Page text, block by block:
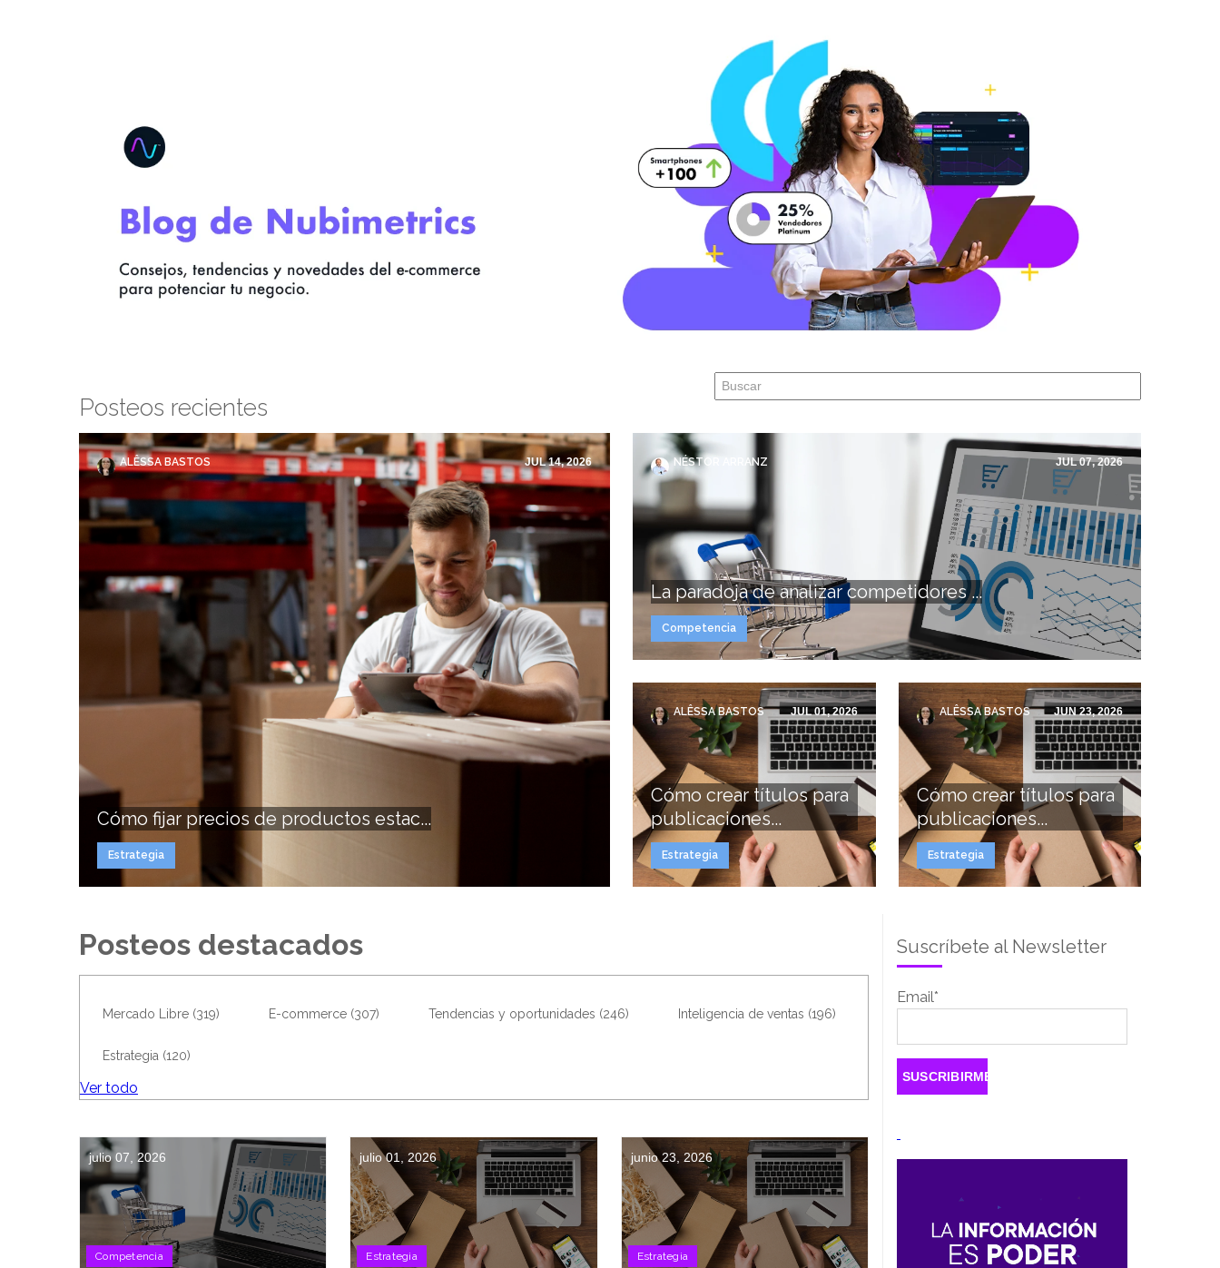
Posteos recientes
ALÊSSA BASTOS JUL 14, 2026
Cómo fijar precios de productos estac...
Estrategia
NÉSTOR ARRANZ JUL 07, 2026
La paradoja de analizar competidores ...
Competencia
ALÊSSA BASTOS JUL 01, 2026
Cómo crear títulos para
publicaciones...
Estrategia
ALÊSSA BASTOS JUN 23, 2026
Cómo crear títulos para
publicaciones...
Estrategia
Posteos destacados
Mercado Libre (319) E-commerce (307) Tendencias y oportunidades (246) Inteligencia de ventas (196)
Estrategia (120)
Ver todo
julio 07, 2026
Competencia
julio 01, 2026
Estrategia
junio 23, 2026
Estrategia
Suscríbete al Newsletter
Email*